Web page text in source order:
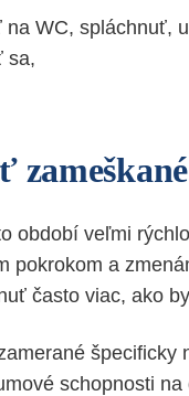
WC, spláchnuť,
sa,
období veľmi
pokrokom a
často viac, ako
špecificky
schopnosti